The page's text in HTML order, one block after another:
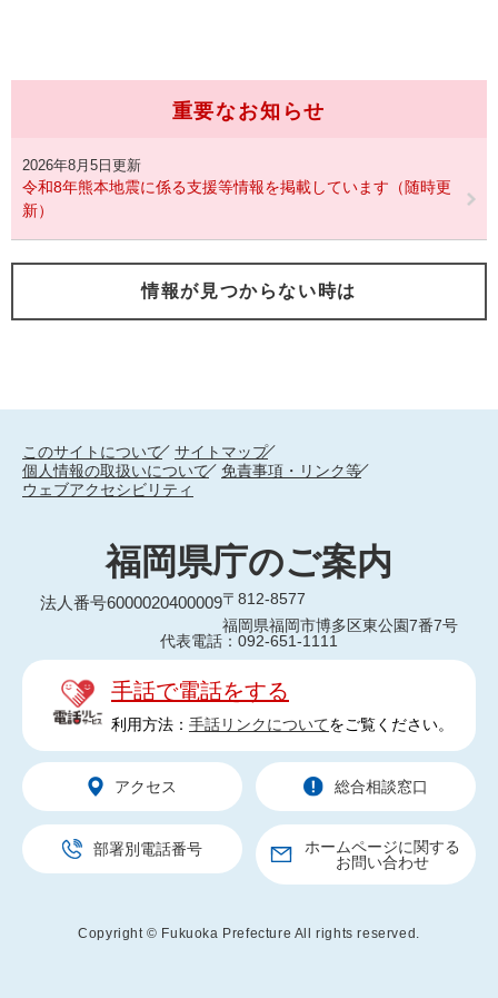
重要なお知らせ
2026年8月5日更新
令和8年熊本地震に係る支援等情報を掲載しています（随時更
新）
情報が見つからない時は
このサイトについて
サイトマップ
個人情報の取扱いについて
免責事項・リンク等
ウェブアクセシビリティ
福岡県庁のご案内
法人番号6000020400009〒812-8577
福岡県福岡市博多区東公園7番7号
代表電話：092-651-1111
手話で電話をする
利用方法： 手話リンクについてをご覧ください。
アクセス 総合相談窓口
部署別電話番号
ホームページに関する
お問い合わせ
Copyright © Fukuoka Prefecture All rights reserved.